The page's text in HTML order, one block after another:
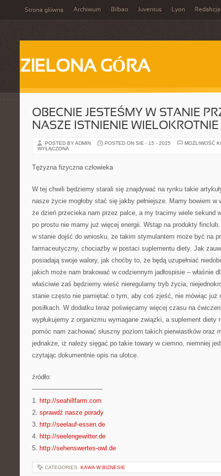
Strona główna Archiwum Bilbao Juventus Lyon Redakcja
ZIELONA GÓRA
OBECNIE JESTEŚMY W STANIE
NASZE ISTNIENIE WIELOKROTNIE
POSTED BY ADMIN POSTED ON SIE - 15 - 2025
MOŻLIWOŚĆ
WYŁĄCZONA
Tężyzna fizyczna człowieka
W tej chwili będziemy starali się znajdywać na rynku takie
nasze życie mogłoby stać się jakby pełniejsze. Mamy bowiem w
że dzień przecieka nam przez palce, a my tracimy wiele sekund
po prostu nie mamy już więcej energii. Wstąp na produkty
w stanie dojść do wniosku, że takim stymulantem może być na
farmaceutyczny, chociażby w postaci suplementu diety. Jak
posiadają swoje walory, jak choćby to, że będą uzupełniać
jakich może nam brakować w codziennym jadłospisie – właśnie
właściwie zaś będziemy wieść nieregularny tryb życia,
stanie często nie pamiętać o tym, aby coś zjeść, nie mówiąc już
posiłkach. W dodatku teraz poświęcamy więcej czasu na
wypłukujemy z organizmu wymagane związki, a suplement diety
pomóc nam zachować słuszny poziom takich pierwiastków oraz
jednakże, iż należy sięgać po takie towary w ciemno, niemniej
czytając dokumentnie opis na ulotce.
źródło:
———————————
1. http://seahillfarm.com
2. sprawdź nasze porady
3. http://seelauf-essen.de
4. http://seelengewitter.de
5. http://sehenswertes-owl.de
CATEGORIES: KAWA W BIZNESIE